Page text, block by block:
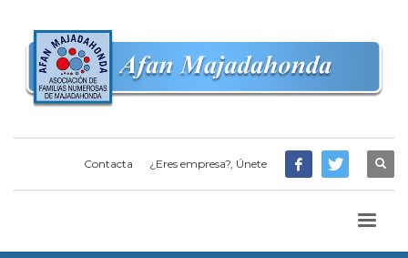
Contacta ¿Eres empresa?, Únete